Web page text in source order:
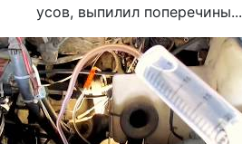
усов, выпилил поперечины...